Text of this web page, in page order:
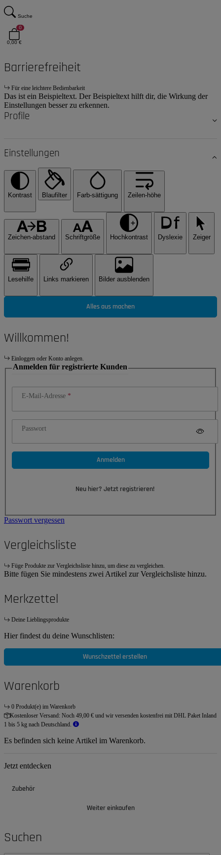
Suche
0
0,00 €
Barrierefreiheit
Für eine leichtere Bedienbarkeit
Das ist ein Beispieltext. Der Beispieltext hilft dir, die Wirkung der
Einstellungen besser zu erkennen.
Profile
Einstellungen
Kontrast Blaufilter Farb-sättigung Zeilen-höhe
Zeichen-abstand Schriftgröße Hochkontrast Dyslexie Zeiger
Lesehilfe Links markieren Bilder ausblenden
Alles aus machen
Willkommen!
Einloggen oder Konto anlegen.
Anmelden für registrierte Kunden
E-Mail-Adresse
Passwort
Anmelden
Neu hier? Jetzt registrieren!
Passwort vergessen
Vergleichsliste
Füge Produkte zur Vergleichsliste hinzu, um diese zu vergleichen.
Bitte fügen Sie mindestens zwei Artikel zur Vergleichsliste hinzu.
Merkzettel
Deine Lieblingsprodukte
Hier findest du deine Wunschlisten:
Wunschzettel erstellen
Warenkorb
0 Produkt(e) im Warenkorb
Kostenloser Versand: Noch 49,00 € und wir versenden kostenfrei mit DHL Paket Inland
1 bis 5 kg nach Deutschland.
Es befinden sich keine Artikel im Warenkorb.
Jetzt entdecken
Zubehör
Weiter einkaufen
Suchen